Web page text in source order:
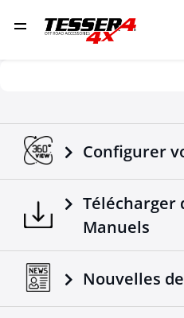
Configurer
Télécharger
Manuels
Nouvelles